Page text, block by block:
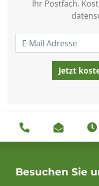
Ihr Postfach.
Besuchen Sie